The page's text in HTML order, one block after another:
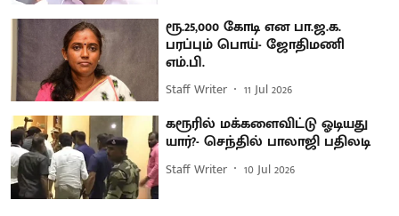
ரூ.25,000 கோடி என பா.ஜ.க.
பரப்பும் பொய்- ஜோதிமணி
எம்.பி.
Staff Writer 11 Jul 2026
கரூரில் மக்களைவிட்டு ஓடியது
யார்?- செந்தில் பாலாஜி பதிலடி
Staff Writer 10 Jul 2026